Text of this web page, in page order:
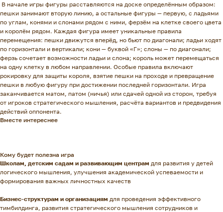
В начале игры фигуры расставляются на доске определённым образом:
пешки занимают вторую линию, а остальные фигуры — первую, с ладьями
по углам, конями и слонами рядом с ними, ферзём на клетке своего цвета
и королём рядом. Каждая фигура имеет уникальные правила
перемещения: пешки движутся вперёд, но бьют по диагонали; ладьи ходят
по горизонтали и вертикали; кони — буквой «Г»; слоны — по диагонали;
ферзь сочетает возможности ладьи и слона; король может перемещаться
на одну клетку в любом направлении. Особые правила включают
рокировку для защиты короля, взятие пешки на проходе и превращение
пешки в любую фигуру при достижении последней горизонтали. Игра
заканчивается матом, патом (ничья) или сдачей одной из сторон, требуя
от игроков стратегического мышления, расчёта вариантов и предвидения
действий оппонента.
Вместе интереснее
Кому будет полезна игра
Школам, детским садам и развивающим центрам для развития у детей
логического мышления, улучшения академической успеваемости и
формирования важных личностных качеств
Бизнес-структурам и организациям для проведения эффективного
тимбилдинга, развития стратегического мышления сотрудников и